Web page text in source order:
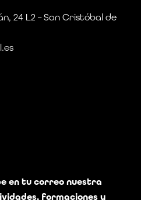
24 L2 – San Cristóbal de
en tu correo nuestra
formaciones y